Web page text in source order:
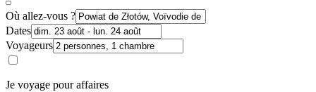
Où allez-vous ?
Dates
Voyageurs
Je voyage pour affaires